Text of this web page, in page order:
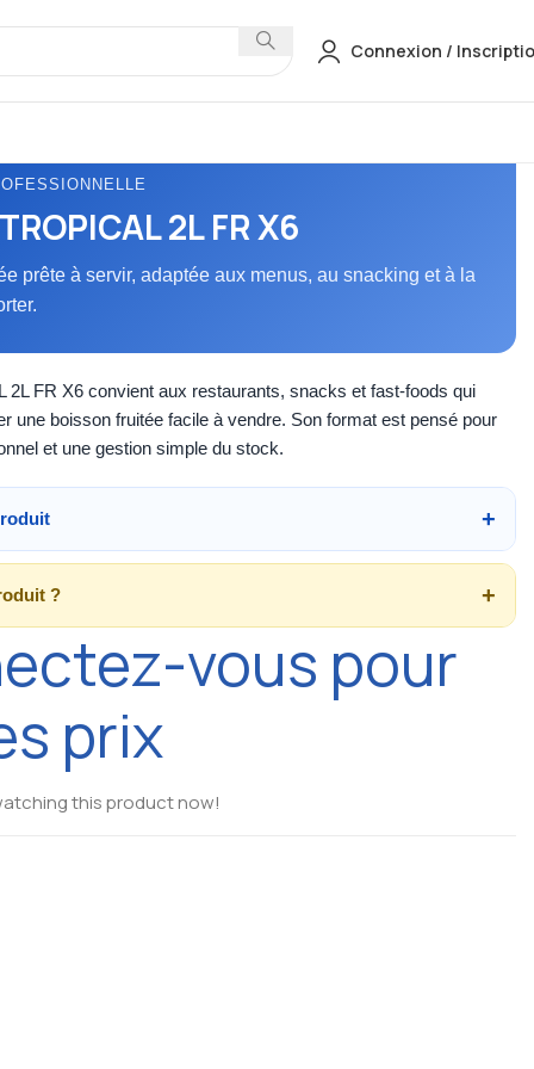
Connexion /
2L FR X6
prête à servir, adaptée aux menus, au snacking et à la
2L FR X6 convient aux restaurants, snacks et fast-foods qui
une boisson fruitée facile à vendre. Son format est pensé pour
et une gestion simple du stock.
?
vous pour
prix
this product now!